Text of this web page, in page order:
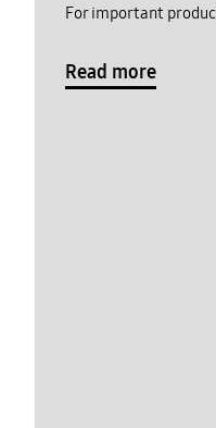
For important
Read more